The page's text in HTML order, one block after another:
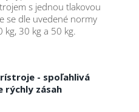
s jednou tlakovou
se dle uvedené normy
kg, 30 kg a 50 kg.
- spoľahlivá
rýchly zásah